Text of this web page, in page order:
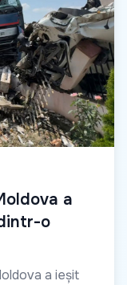
a
o
a ieșit